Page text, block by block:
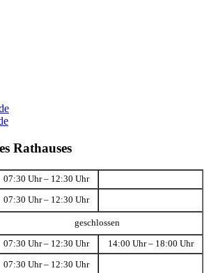
Rathauses
07:30 Uhr – 12:30 Uhr
07:30 Uhr – 12:30 Uhr
geschlossen
07:30 Uhr – 12:30 Uhr 14:00 Uhr – 18:00 Uhr
07:30 Uhr – 12:30 Uhr